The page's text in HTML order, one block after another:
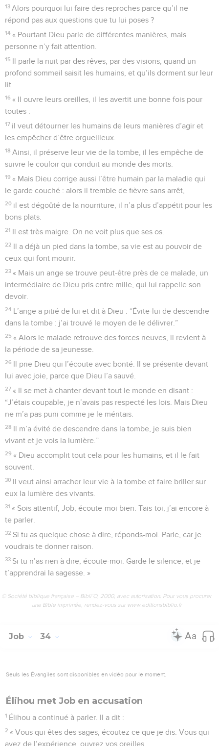
13 Alors pourquoi lui faire des reproches parce qu’il ne
répond pas aux questions que tu lui poses ?
14 « Pourtant Dieu parle de différentes manières, mais
personne n’y fait attention.
15 Il parle la nuit par des rêves, par des visions, quand un
profond sommeil saisit les humains, et qu’ils dorment sur leur
lit.
16 « Il ouvre leurs oreilles, il les avertit une bonne fois pour
toutes :
17 il veut détourner les humains de leurs manières d’agir et
les empêcher d’être orgueilleux.
18 Ainsi, il préserve leur vie de la tombe, il les empêche de
suivre le couloir qui conduit au monde des morts.
19 « Mais Dieu corrige aussi l’être humain par la maladie qui
le garde couché : alors il tremble de fièvre sans arrêt,
20 il est dégoûté de la nourriture, il n’a plus d’appétit pour les
bons plats.
21 Il est très maigre. On ne voit plus que ses os.
22 Il a déjà un pied dans la tombe, sa vie est au pouvoir de
ceux qui font mourir.
23 « Mais un ange se trouve peut-être près de ce malade, un
intermédiaire de Dieu pris entre mille, qui lui rappelle son
devoir.
24 L’ange a pitié de lui et dit à Dieu : “Évite-lui de descendre
dans la tombe : j’ai trouvé le moyen de le délivrer.”
25 « Alors le malade retrouve des forces neuves, il revient à
la période de sa jeunesse.
26 Il prie Dieu qui l’écoute avec bonté. Il se présente devant
lui avec joie, parce que Dieu l’a sauvé.
27 « Il se met à chanter devant tout le monde en disant :
“J’étais coupable, je n’avais pas respecté les lois. Mais Dieu
ne m’a pas puni comme je le méritais.
28 Il m’a évité de descendre dans la tombe, je suis bien
vivant et je vois la lumière.”
29 « Dieu accomplit tout cela pour les humains, et il le fait
souvent.
30 Il veut ainsi arracher leur vie à la tombe et faire briller sur
eux la lumière des vivants.
31 « Sois attentif, Job, écoute-moi bien. Tais-toi, j’ai encore à
te parler.
32 Si tu as quelque chose à dire, réponds-moi. Parle, car je
voudrais te donner raison.
33 Si tu n’as rien à dire, écoute-moi. Garde le silence, et je
t’apprendrai la sagesse. »
© Société biblique française – Bibli’O, 2000, avec autorisation. Pour vous procurer
une Bible imprimée, rendez-vous sur www.editionsbiblio.fr
Job 34
Seuls les Évangiles sont disponibles en vidéo pour le moment.
Élihou met Job en accusation
1 Élihou a continué à parler. Il a dit :
2 « Vous qui êtes des sages, écoutez ce que je dis. Vous qui
avez de l’expérience, ouvrez vos oreilles.